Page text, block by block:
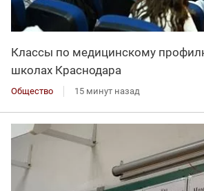
Классы по медицинскому
школах Краснодара
Общество 15 минут назад